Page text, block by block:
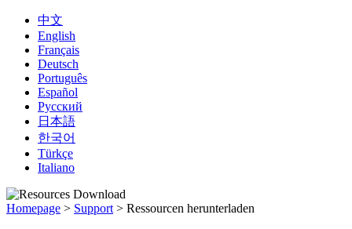
中文
English
Français
Deutsch
Português
Español
Русский
日本語
한국어
Türkçe
Italiano
Homepage > Support > Ressourcen herunterladen